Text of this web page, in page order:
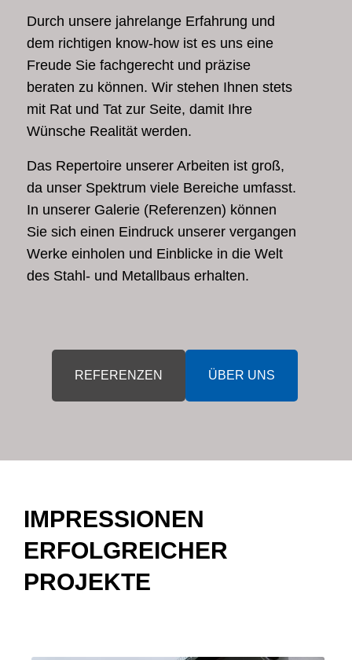
Durch unsere jahrelange Erfahrung und
dem richtigen know-how ist es uns eine
Freude Sie fachgerecht und präzise
beraten zu können. Wir stehen Ihnen stets
mit Rat und Tat zur Seite, damit Ihre
Wünsche Realität werden.
Das Repertoire unserer Arbeiten ist groß,
da unser Spektrum viele Bereiche umfasst.
In unserer Galerie (Referenzen) können
Sie sich einen Eindruck unserer vergangen
Werke einholen und Einblicke in die Welt
des Stahl- und Metallbaus erhalten.
REFERENZEN ÜBER UNS
IMPRESSIONEN
ERFOLGREICHER
PROJEKTE